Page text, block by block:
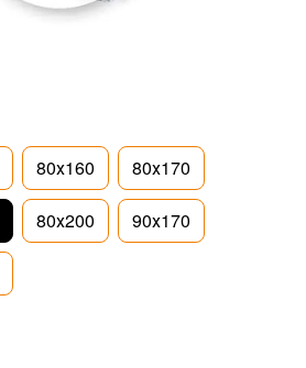
80х160 80х170
80х200 90х170